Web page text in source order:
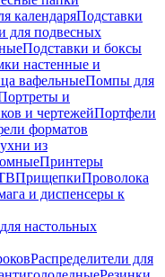
календаряПодставки
для подвесных
Подставки и боксы
настенные и
вафельныеПомпы для
и
и чертежейПортфели
форматов
из
Принтеры
ПрищепкиПроволока
и диспенсеры к
настольных
Распределители для